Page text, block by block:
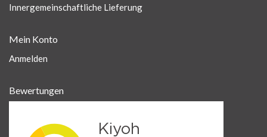
Innergemeinschaftliche Lieferung
Mein Konto
Anmelden
Bewertungen